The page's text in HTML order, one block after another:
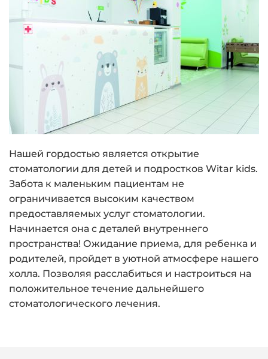
Нашей гордостью является открытие
стоматологии для детей и подростков Witar kids.
Забота к маленьким пациентам не
ограничивается высоким качеством
предоставляемых услуг стоматологии.
Начинается она с деталей внутреннего
пространства! Ожидание приема, для ребенка и
родителей, пройдет в уютной атмосфере нашего
холла. Позволяя расслабиться и настроиться на
положительное течение дальнейшего
стоматологического лечения.